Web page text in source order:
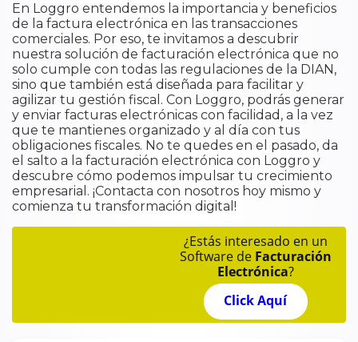
En Loggro entendemos la importancia y beneficios
de la factura electrónica en las transacciones
comerciales. Por eso, te invitamos a descubrir
nuestra solución de facturación electrónica que no
solo cumple con todas las regulaciones de la DIAN,
sino que también está diseñada para facilitar y
agilizar tu gestión fiscal. Con Loggro, podrás generar
y enviar facturas electrónicas con facilidad, a la vez
que te mantienes organizado y al día con tus
obligaciones fiscales. No te quedes en el pasado, da
el salto a la facturación electrónica con Loggro y
descubre cómo podemos impulsar tu crecimiento
empresarial. ¡Contacta con nosotros hoy mismo y
comienza tu transformación digital!
¿Estás interesado en un
Software de Facturación
Electrónica?
Click Aquí